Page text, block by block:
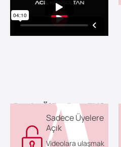
Beyin Ölümü ve EKG
Sadece Üyelere
Açık
Videolara ulaşmak